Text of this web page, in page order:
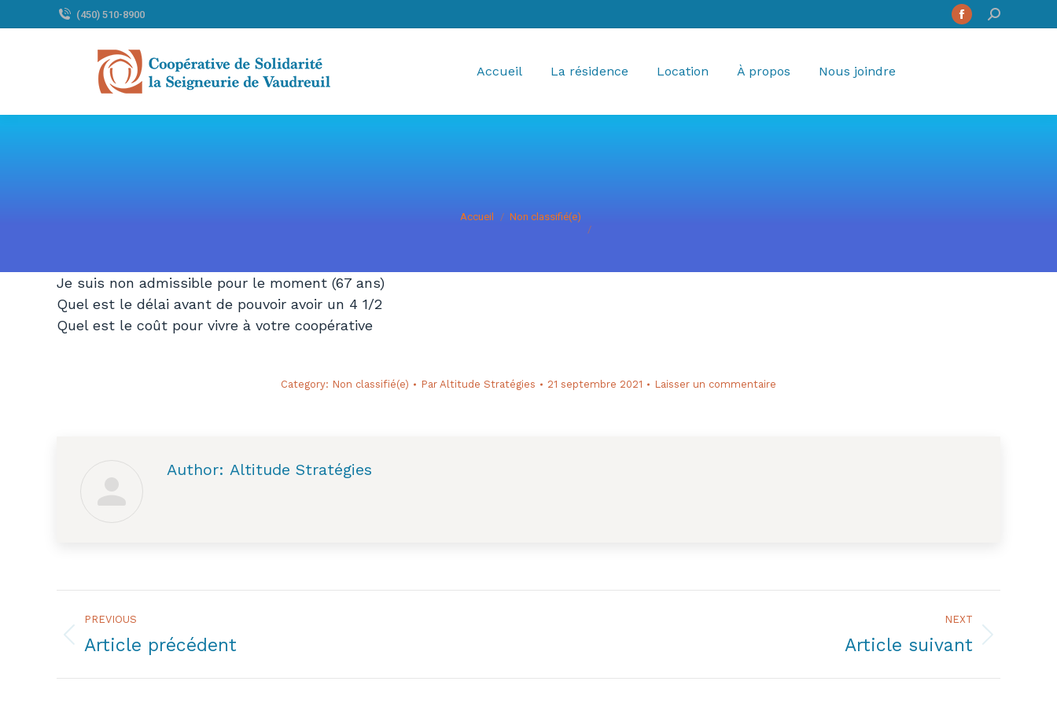
(450) 510-8900
Facebook
Search:
Accueil La résidence Location À propos Nous joindre
Vous êtes ici :
Accueil Non classifié(e)
Je suis non admissible pour le moment (67 ans)
Quel est le délai avant de pouvoir avoir un 4 1/2
Quel est le coût pour vivre à votre coopérative
Category: Non classifié(e) Par Altitude Stratégies 21 septembre 2021 Laisser un commentaire
Author: Altitude Stratégies
navigation
PREVIOUS
Previous
Article précédent
NEXT
Article suivant